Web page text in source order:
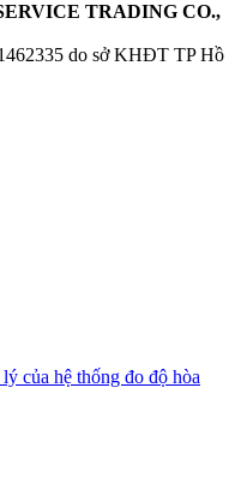
TRADING CO.,
do sở KHĐT TP Hồ
của hệ thống đo độ hòa